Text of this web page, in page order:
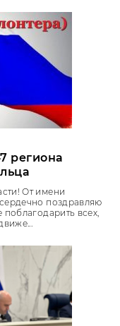
региона
От имени
поздравляю
всех,